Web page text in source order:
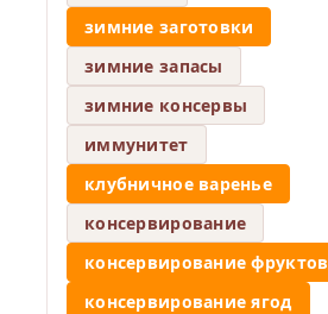
зимние заготовки
зимние запасы
зимние консервы
иммунитет
клубничное варенье
консервирование
консервирование фруктов
консервирование ягод